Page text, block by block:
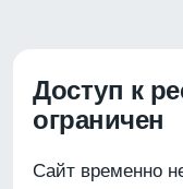
Доступ к
ограничен
Сайт временно